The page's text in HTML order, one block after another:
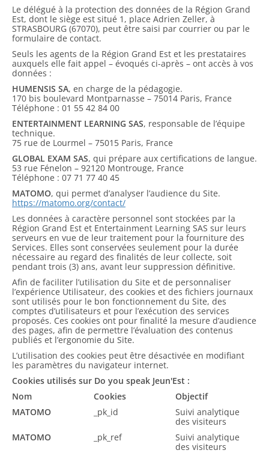
Le délégué à la protection des données de la Région Grand
Est, dont le siège est situé 1, place Adrien Zeller, à
STRASBOURG (67070), peut être saisi par courrier ou par le
formulaire de contact.
Seuls les agents de la Région Grand Est et les prestataires
auxquels elle fait appel – évoqués ci-après – ont accès à vos
données :
HUMENSIS SA, en charge de la pédagogie.
170 bis boulevard Montparnasse – 75014 Paris, France
Téléphone : 01 55 42 84 00
ENTERTAINMENT LEARNING SAS, responsable de l’équipe
technique.
75 rue de Lourmel – 75015 Paris, France
GLOBAL EXAM SAS, qui prépare aux certifications de langue.
53 rue Fénelon – 92120 Montrouge, France
Téléphone : 07 71 77 40 45
MATOMO, qui permet d’analyser l’audience du Site.
https://matomo.org/contact/
Les données à caractère personnel sont stockées par la
Région Grand Est et Entertainment Learning SAS sur leurs
serveurs en vue de leur traitement pour la fourniture des
Services. Elles sont conservées seulement pour la durée
nécessaire au regard des finalités de leur collecte, soit
pendant trois (3) ans, avant leur suppression définitive.
Afin de faciliter l’utilisation du Site et de personnaliser
l’expérience Utilisateur, des cookies et des fichiers journaux
sont utilisés pour le bon fonctionnement du Site, des
comptes d’utilisateurs et pour l’exécution des services
proposés. Ces cookies ont pour finalité la mesure d’audience
des pages, afin de permettre l’évaluation des contenus
publiés et l’ergonomie du Site.
L’utilisation des cookies peut être désactivée en modifiant
les paramètres du navigateur internet.
Cookies utilisés sur Do you speak Jeun'Est :
Nom
Cookies
Objectif
MATOMO
_pk_id
Suivi analytique
des visiteurs
MATOMO
_pk_ref
Suivi analytique
des visiteurs